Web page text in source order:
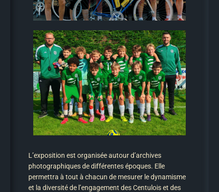
L’exposition est organisée autour d’archives
photographiques de différentes époques. Elle
permettra à tout à chacun de mesurer le dynamisme
et la diversité de l’engagement des Centulois et des